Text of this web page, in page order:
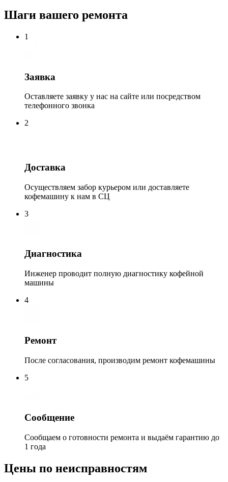
Шаги вашего ремонта
1
Заявка
Оставляете заявку у нас на сайте или посредством
телефонного звонка
2
Доставка
Осуществляем забор курьером или доставляете
кофемашину к нам в СЦ
3
Диагностика
Инженер проводит полную диагностику кофейной
машины
4
Ремонт
После согласования, производим ремонт кофемашины
5
Сообщение
Сообщаем о готовности ремонта и выдаём гарантию до
1 года
Цены по неисправностям